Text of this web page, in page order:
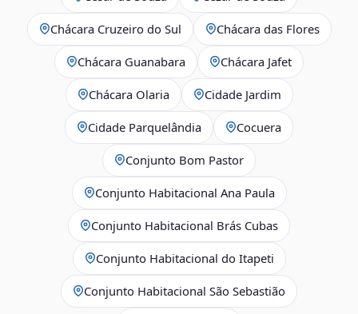
Chácara Cruzeiro do Sul Chácara das Flores
Chácara Guanabara Chácara Jafet
Chácara Olaria Cidade Jardim
Cidade Parquelândia Cocuera
Conjunto Bom Pastor
Conjunto Habitacional Ana Paula
Conjunto Habitacional Brás Cubas
Conjunto Habitacional do Itapeti
Conjunto Habitacional São Sebastião